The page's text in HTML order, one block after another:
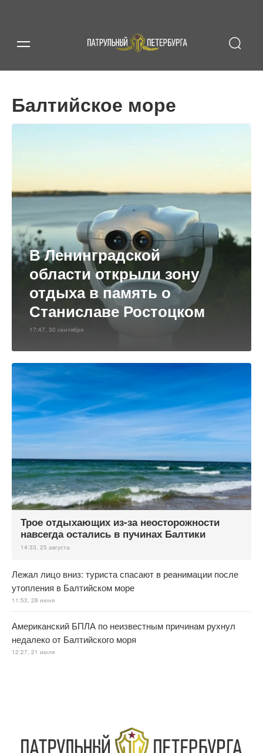
Балтийское море
В Ленинградской
области открыли зону
отдыха в память о
Станиславе Ростоцком
17:47, 30 сентября
Трое отдыхающих из-за неосторожности
навсегда остались в пучинах Балтики
14:33, 25 августа
Лежал лицо вниз: туриста спасают в реанимации после
утопления в Балтийском море
11:53, 28 июня
Американский БПЛА по неизвестным причинам рухнул
недалеко от Балтийского моря
12:27, 21 июля